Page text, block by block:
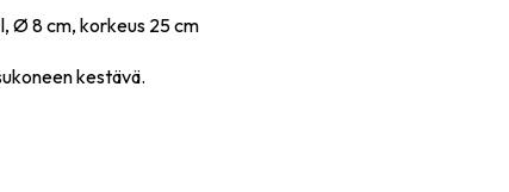
Ø 8 cm, korkeus 25 cm
kestävä.